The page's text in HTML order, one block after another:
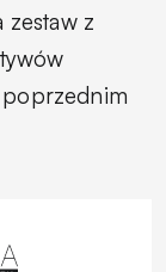
zestaw z
poprzednim